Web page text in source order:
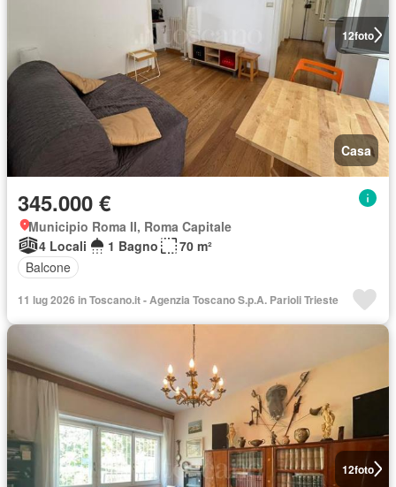
12foto
Casa
345.000 €
Municipio Roma II, Roma Capitale
4 Locali
1 Bagno
70 m²
Balcone
11 lug 2026 in Toscano.it - Agenzia Toscano S.p.A. Parioli Trieste
12foto